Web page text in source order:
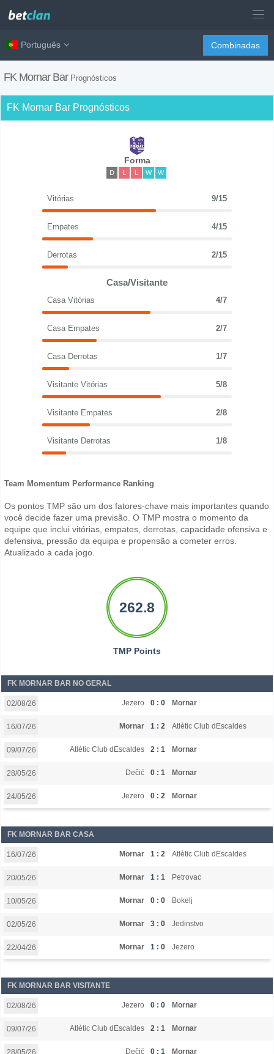
Português Combinadas
FK Mornar Bar Prognósticos
FK Mornar Bar Prognósticos
Forma
D L L W W
Vitórias 9/15
Empates 4/15
Derrotas 2/15
Casa/Visitante
Casa Vitórias 4/7
Casa Empates 2/7
Casa Derrotas 1/7
Visitante Vitórias 5/8
Visitante Empates 2/8
Visitante Derrotas 1/8
Team Momentum Performance Ranking
Os pontos TMP são um dos fatores-chave mais importantes quando
você decide fazer uma previsão. O TMP mostra o momento da
equipe que inclui vitórias, empates, derrotas, capacidade ofensiva e
defensiva, pressão da equipa e propensão a cometer erros.
Atualizado a cada jogo.
262.8
TMP Points
FK MORNAR BAR NO GERAL
02/08/26 Jezero 0 : 0 Mornar
16/07/26 Mornar 1 : 2 Atlètic Club dEscaldes
09/07/26 Atlètic Club dEscaldes 2 : 1 Mornar
28/05/26 Dečić 0 : 1 Mornar
24/05/26 Jezero 0 : 2 Mornar
FK MORNAR BAR CASA
16/07/26 Mornar 1 : 2 Atlètic Club dEscaldes
20/05/26 Mornar 1 : 1 Petrovac
10/05/26 Mornar 0 : 0 Bokelj
02/05/26 Mornar 3 : 0 Jedinstvo
22/04/26 Mornar 1 : 0 Jezero
FK MORNAR BAR VISITANTE
02/08/26 Jezero 0 : 0 Mornar
09/07/26 Atlètic Club dEscaldes 2 : 1 Mornar
28/05/26 Dečić 0 : 1 Mornar